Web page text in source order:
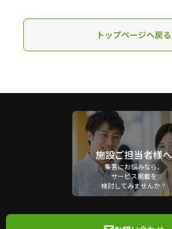
トップページへ戻る
施設ご担当者様へ
集客にお悩みなら、
サービス掲載を
検討してみませんか？